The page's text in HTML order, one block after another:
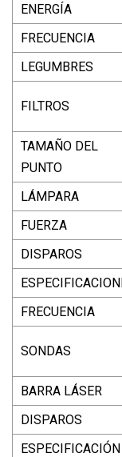
ENERGÍA
FRECUENCIA
LEGUMBRES
FILTROS
TAMAÑO DEL
PUNTO
LÁMPARA
FUERZA
DISPAROS
FRECUENCIA
SONDAS
BARRA LÁSER
DISPAROS